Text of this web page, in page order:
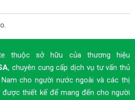
thuộc sở hữu của thương hiệu
, chuyên cung cấp dịch vụ tư vấn thủ
cho người nước ngoài và các thị
được thiết kế để mang đến cho người